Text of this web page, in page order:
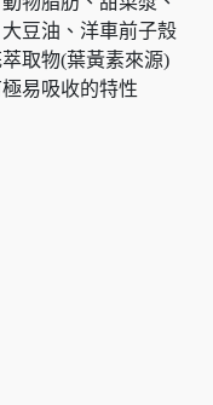
豆油、洋車前子殼
取物(葉黃素來源)
易吸收的特性